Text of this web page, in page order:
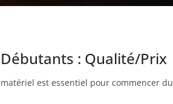
: Qualité/Prix
est essentiel pour⁤ commencer⁢ du